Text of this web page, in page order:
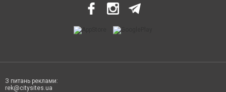
З питань реклами:
rek@citysites.ua